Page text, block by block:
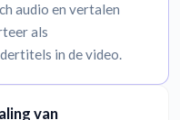
audio en vertalen
als
in de video.
van